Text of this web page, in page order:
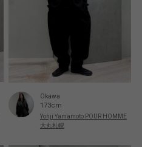
Okawa
173cm
Yohji Yamamoto POUR HOMME
大丸札幌